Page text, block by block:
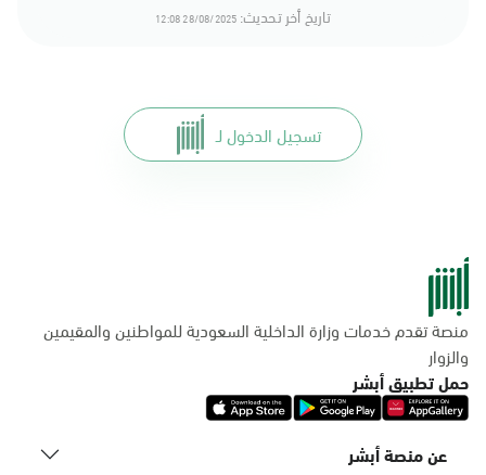
تاريخ أخر تحديث: 28/08/2025 12:08
تسجيل الدخول لـ
منصة تقدم خدمات وزارة الداخلية السعودية للمواطنين والمقيمين
والزوار
حمل تطبيق أبشر
عن منصة أبشر